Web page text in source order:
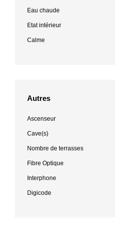
Eau chaude
Etat intérieur
Calme
Autres
Ascenseur
Cave(s)
Nombre de terrasses
Fibre Optique
Interphone
Digicode